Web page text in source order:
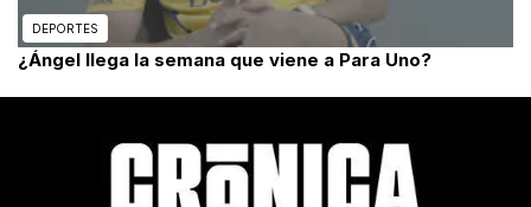
DEPORTES
¿Ángel llega la semana que viene a Para Uno?